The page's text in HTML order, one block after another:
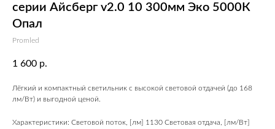
серии Айсберг v2.0 10 300мм Эко 5000К
Опал
Promled
1 600 р.
Лёгкий и компактный светильник с высокой световой отдачей (до 168
лм/Вт) и выгодной ценой.
Характеристики: Световой поток, [лм] 1130 Световая отдача, [лм/Вт]